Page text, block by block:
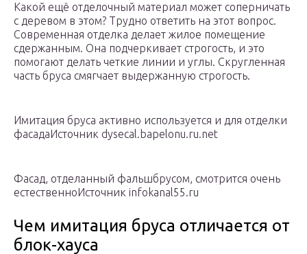
Какой ещё отделочный материал может соперничать
с деревом в этом? Трудно ответить на этот вопрос.
Современная отделка делает жилое помещение
сдержанным. Она подчеркивает строгость, и это
помогают делать четкие линии и углы. Скругленная
часть бруса смягчает выдержанную строгость.
Имитация бруса активно используется и для отделки
фасадаИсточник dysecal.bapelonu.ru.net
Фасад, отделанный фальшбрусом, смотрится очень
естественноИсточник infokanal55.ru
Чем имитация бруса отличается от
блок-хауса